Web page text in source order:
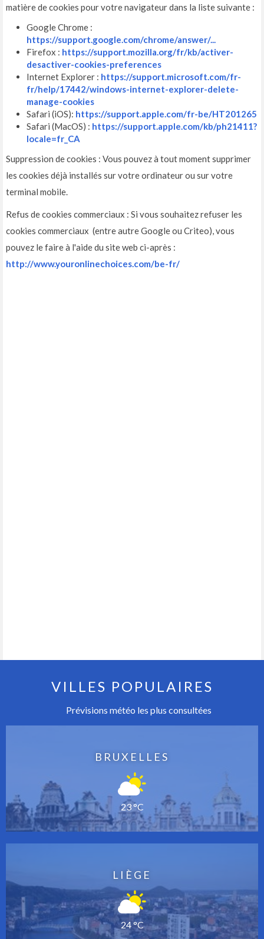
matière de cookies pour votre navigateur dans la liste suivante :
Google Chrome :
https://support.google.com/chrome/answer/...
Firefox : https://support.mozilla.org/fr/kb/activer-
desactiver-cookies-preferences
Internet Explorer : https://support.microsoft.com/fr-
fr/help/17442/windows-internet-explorer-delete-
manage-cookies
Safari (iOS): https://support.apple.com/fr-be/HT201265
Safari (MacOS) : https://support.apple.com/kb/ph21411?
locale=fr_CA
Suppression de cookies : Vous pouvez à tout moment supprimer
les cookies déjà installés sur votre ordinateur ou sur votre
terminal mobile.
Refus de cookies commerciaux : Si vous souhaitez refuser les
cookies commerciaux (entre autre Google ou Criteo), vous
pouvez le faire à l'aide du site web ci-après :
http://www.youronlinechoices.com/be-fr/
VILLES POPULAIRES
Prévisions météo les plus consultées
BRUXELLES
23 °C
LIÈGE
24 °C